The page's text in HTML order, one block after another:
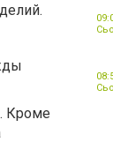
Кроме